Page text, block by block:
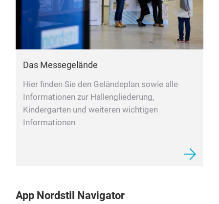
Das Messegelände
Hier finden Sie den Geländeplan sowie alle
Informationen zur Hallengliederung,
Kindergarten und weiteren wichtigen
Informationen
App Nordstil Navigator